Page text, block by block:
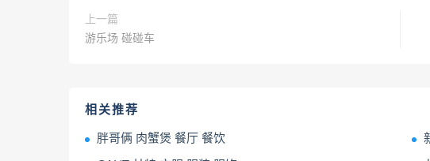
上一篇
游乐场 碰碰车
相关推荐
胖哥俩 肉蟹煲 餐厅 餐饮